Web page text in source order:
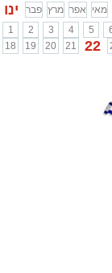
ינו פבר מרץ אפר מאי
1
2 3 4 5
18
19 20 21 22